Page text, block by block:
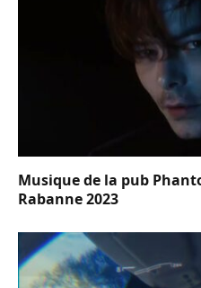
Musique de la pub
Rabanne 2023